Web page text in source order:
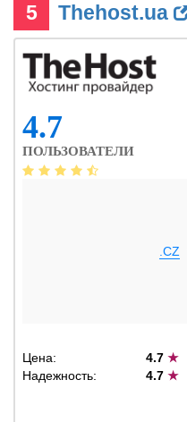
5 Thehost.ua
4.7
ПОЛЬЗОВАТЕЛИ
.CZ
Цена: 4.7★
Надежность:
4.7★